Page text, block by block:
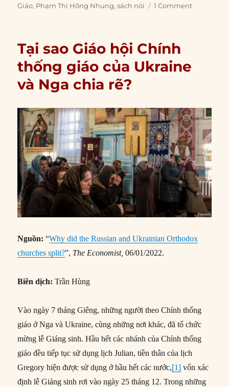
on
Giáo, Phạm Thị Hồng Nhung,sách nói 1 Comment
Tại sao Giáo hội Chính
thống giáo của Ukraine
và Nga chia rẽ?
Nguồn: “Why did the Russian and Ukrainian Orthodox
churches split?”, The Economist,06/01/2022.
Biên dịch:Trần Hùng
Vào ngày 7 tháng Giêng, những người theo Chính thống
giáo ở Nga và Ukraine, cùng những nơi khác, đã tổ chức
mừng lễ Giáng sinh. Hầu hết các nhánh của Chính thống
giáo đều tiếp tục sử dụng lịch Julian, tiền thân của lịch
Gregory hiện được sử dụng ở hầu hết các nước,[1] vốn xác
định lễ Giáng sinh rơi vào ngày 25 tháng 12. Trong những